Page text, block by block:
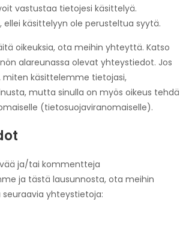
vastustaa tietojesi käsittelyä.
käsittelyyn ole perusteltua syytä.
oikeuksia, ota meihin yhteyttä. Katso
alareunassa olevat yhteystiedot. Jos
miten käsittelemme tietojasi,
mutta sinulla on myös oikeus tehdä
(tietosuojaviranomaiselle).
ja/tai kommentteja
ja tästä lausunnosta, ota meihin
yhteystietoja: